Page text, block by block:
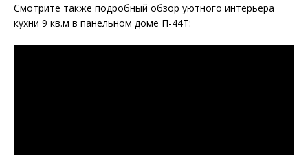
Смотрите также подробный обзор уютного интерьера
кухни 9 кв.м в панельном доме П-44Т: